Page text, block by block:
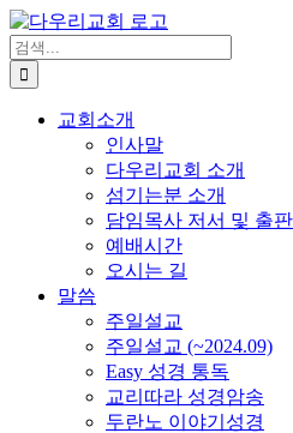
Skip
to
content
검
색
...
교회소개
인사말
다우리교회 소개
섬기는분 소개
담임목사 저서 및 출
예배시간
오시는 길
말씀
주일설교
주일설교 (~2024.09)
Easy 성경 통독
교리따라 성경암송
두란노 이야기성경